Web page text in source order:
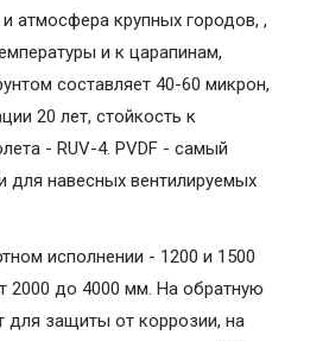
атмосфера крупных городов, ,
и к царапинам,
составляет 40-60 микрон,
20 лет, стойкость к
- RUV-4. PVDF - самый
для навесных вентилируемых
исполнении - 1200 и 1500
2000 до 4000 мм. На обратную
для защиты от коррозии, на